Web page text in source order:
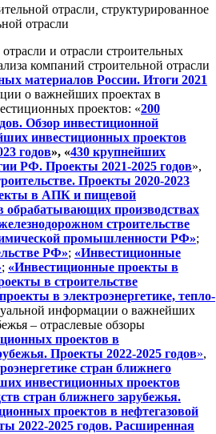
отрасли структурированное
отрасли
и отрасли строительных
компаний строительной отрасли
материалов России. Итоги 2021
о важнейших проектах в
проектов: «200
Обзор инвестиционной
инвестиционных проектов
годов», «430 крупнейших
РФ. Проекты 2021-2025 годов»,
Проекты 2020-2023
в АПК и пищевой
обрабатывающих производствах
строительстве
промышленности РФ»;
РФ»; «Инвестиционные
; «Инвестиционные проекты в
в строительстве
в электроэнергетике, тепло-
информации о важнейших
– отраслевые обзоры
проектов в
Проекты 2022-2025 годов»,
стран ближнего
инвестиционных проектов
стран ближнего зарубежья.
проектов в нефтегазовой
2022-2025 годов. Расширенная